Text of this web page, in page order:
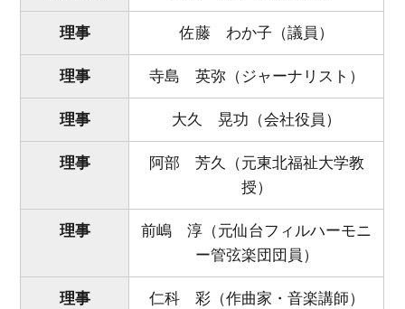
理事 佐藤 わか子（議員）
理事 寺島 英弥（ジャーナリスト）
理事 大久 晃功（会社役員）
理事
阿部 芳久（元東北福祉大学教
授）
理事
前嶋 淳（元仙台フィルハーモニ
ー管弦楽団団員）
理事 仁科 彩（作曲家・音楽講師）